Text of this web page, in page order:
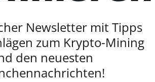
Newsletter mit Tipps
zum Krypto-Mining
den neuesten